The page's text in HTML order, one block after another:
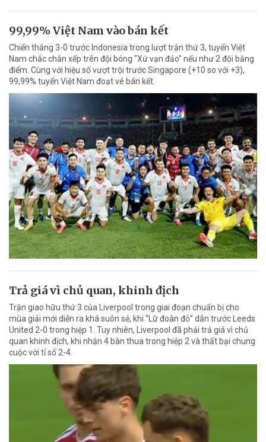
99,99% Việt Nam vào bán kết
Chiến thắng 3-0 trước Indonesia trong lượt trận thứ 3, tuyển Việt
Nam chắc chắn xếp trên đội bóng "Xứ vạn đảo" nếu như 2 đội bằng
điểm. Cùng với hiệu số vượt trội trước Singapore (+10 so với +3),
99,99% tuyển Việt Nam đoạt vé bán kết.
Trả giá vì chủ quan, khinh địch
Trận giao hữu thứ 3 của Liverpool trong giai đoạn chuẩn bị cho
mùa giải mới diễn ra khá suôn sẻ, khi “Lữ đoàn đỏ” dẫn trước Leeds
United 2-0 trong hiệp 1. Tuy nhiên, Liverpool đã phải trả giá vì chủ
quan khinh địch, khi nhận 4 bàn thua trong hiệp 2 và thất bại chung
cuộc với tỉ số 2-4.